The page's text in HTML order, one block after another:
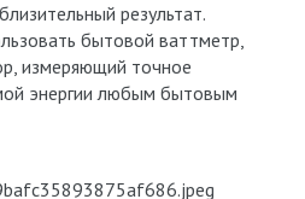
результат.
бытовой ваттметр,
измеряющий точное
энергии любым бытовым